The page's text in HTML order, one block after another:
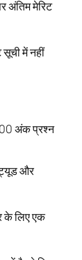
अंतिम मेरिट
सूची में नहीं
अंक प्रश्न
और
के लिए एक